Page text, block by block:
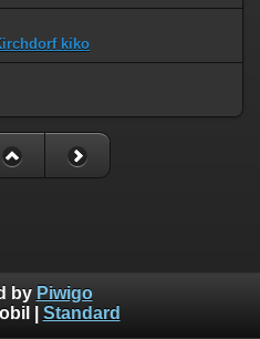
kiko
by Piwigo
Standard